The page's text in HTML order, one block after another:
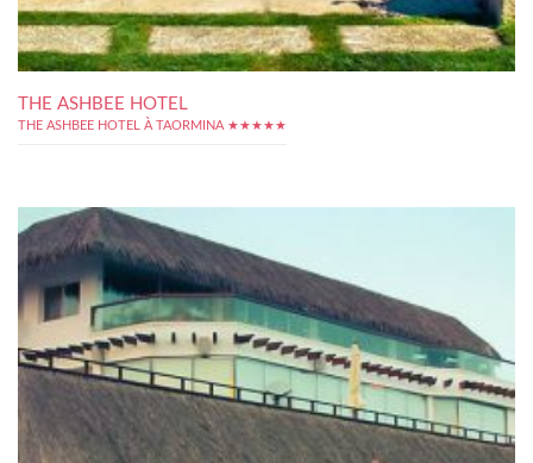
THE ASHBEE HOTEL
THE ASHBEE HOTEL À TAORMINA ★★★★★